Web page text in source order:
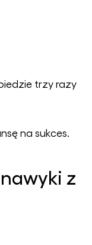
trzy razy
na sukces.
z